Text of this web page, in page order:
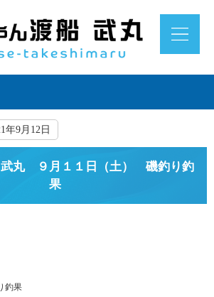
年9月12日
丸 ９月１１日（土） 磯釣り釣
果
釣果